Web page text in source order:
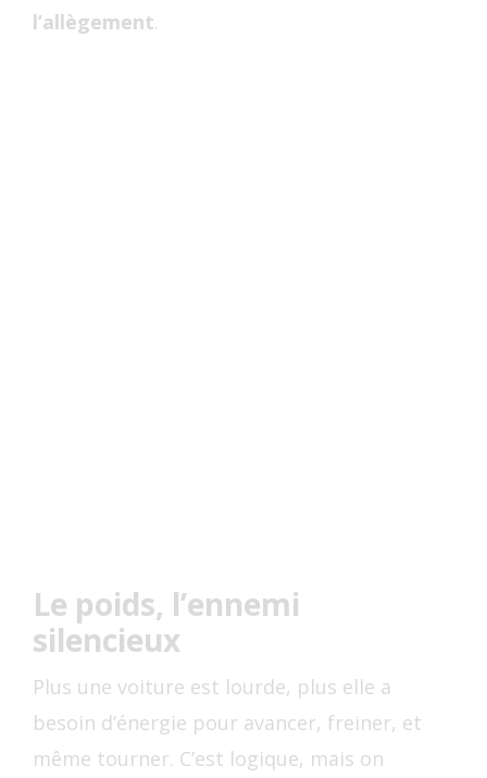
l’allègement.
Le poids, l’ennemi
silencieux
Plus une voiture est lourde, plus elle a
besoin d’énergie pour avancer, freiner, et
même tourner. C’est logique, mais on